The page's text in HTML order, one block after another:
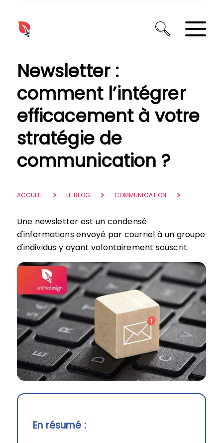
Newsletter :
comment l’intégrer
efficacement à votre
stratégie de
communication ?
ACCUEIL LE BLOG COMMUNICATION
Une newsletter est un condensé
d'informations envoyé par courriel à un groupe
d'individus y ayant volontairement souscrit.
En résumé :